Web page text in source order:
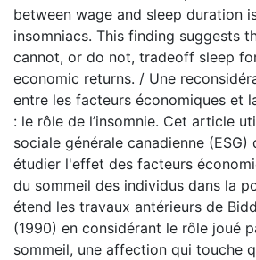
between wage and sleep duration
insomniacs. This finding suggests
cannot, or do not, tradeoff sleep
economic returns. / Une
entre les facteurs économiques et
: le rôle de l’insomnie. Cet article
sociale générale canadienne
étudier l'effet des facteurs
du sommeil des individus dans la
étend les travaux antérieurs de
(1990) en considérant le rôle joué
sommeil, une affection qui touche